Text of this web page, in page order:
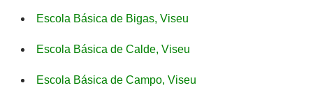
Escola Básica de Bigas, Viseu
Escola Básica de Calde, Viseu
Escola Básica de Campo, Viseu